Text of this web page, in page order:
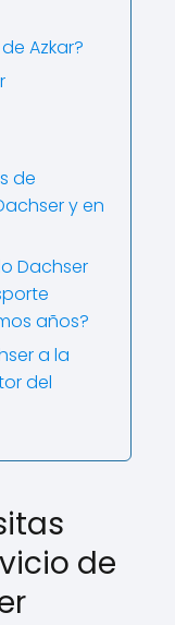
Azkar?
de
y en
Dachser
años?
a la
del
de